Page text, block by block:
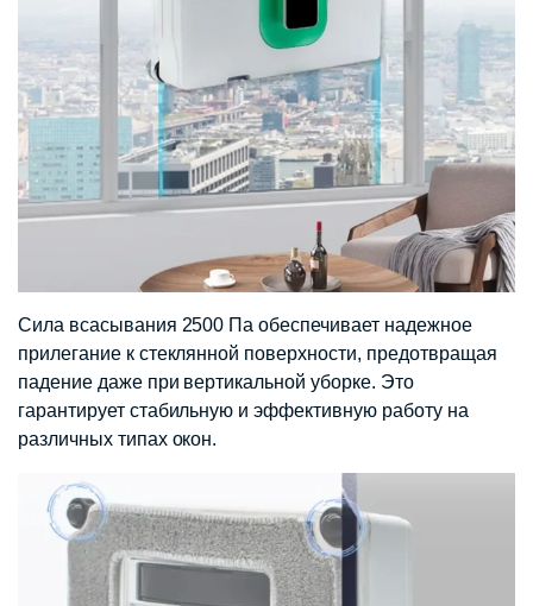
Сила всасывания 2500 Па обеспечивает надежное
прилегание к стеклянной поверхности, предотвращая
падение даже при вертикальной уборке. Это
гарантирует стабильную и эффективную работу на
различных типах окон.